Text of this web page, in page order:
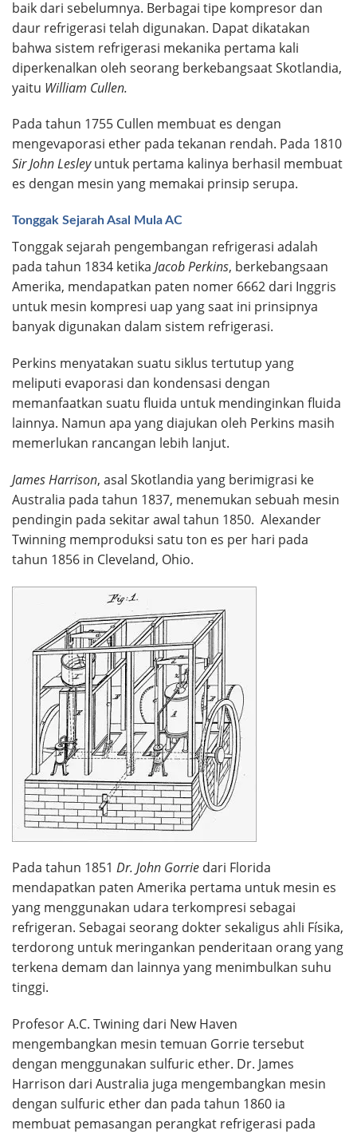
baik dari sebelumnya. Berbagai tipe kompresor dan
daur refrigerasi telah digunakan. Dapat dikatakan
bahwa sistem refrigerasi mekanika pertama kali
diperkenalkan oleh seorang berkebangsaat Skotlandia,
yaitu William Cullen.
Pada tahun 1755 Cullen membuat es dengan
mengevaporasi ether pada tekanan rendah. Pada 1810
Sir John Lesleyuntuk pertama kalinya berhasil membuat
es dengan mesin yang memakai prinsip serupa.
Tonggak Sejarah Asal Mula AC
Tonggak sejarah pengembangan refrigerasi adalah
pada tahun 1834 ketika Jacob Perkins, berkebangsaan
Amerika, mendapatkan paten nomer 6662 dari Inggris
untuk mesin kompresi uap yang saat ini prinsipnya
banyak digunakan dalam sistem refrigerasi.
Perkins menyatakan suatu siklus tertutup yang
meliputi evaporasi dan kondensasi dengan
memanfaatkan suatu fluida untuk mendinginkan fluida
lainnya. Namun apa yang diajukan oleh Perkins masih
memerlukan rancangan lebih lanjut.
James Harrison, asal Skotlandia yang berimigrasi ke
Australia pada tahun 1837, menemukan sebuah mesin
pendingin pada sekitar awal tahun 1850. Alexander
Twinning memproduksi satu ton es per hari pada
tahun 1856 in Cleveland, Ohio.
Pada tahun 1851 Dr. John Gorrie dari Florida
mendapatkan paten Amerika pertama untuk mesin es
yang menggunakan udara terkompresi sebagai
refrigeran. Sebagai seorang dokter sekaligus ahli Físika,
terdorong untuk meringankan penderitaan orang yang
terkena demam dan lainnya yang menimbulkan suhu
tinggi.
Profesor A.C. Twining dari New Haven
mengembangkan mesin temuan Gorrie tersebut
dengan menggunakan sulfuric ether. Dr. James
Harrison dari Australia juga mengembangkan mesin
dengan sulfuric ether dan pada tahun 1860 ia
membuat pemasangan perangkat refrigerasi pada